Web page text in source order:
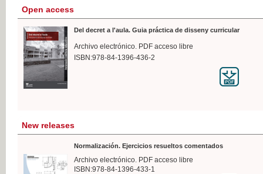
Open access
Del decret a l'aula. Guia práctica de disseny curricular
Archivo electrónico. PDF acceso libre
ISBN:978-84-1396-436-2
New releases
Normalización. Ejercicios resueltos comentados
Archivo electrónico. PDF acceso libre
ISBN:978-84-1396-433-1